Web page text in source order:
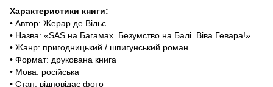
Характеристики книги:
• Автор: Жерар де Вільє
• Назва: «SAS на Багамах. Безумство на Балі. Віва Гевара!»
• Жанр: пригодницький / шпигунський роман
• Формат: друкована книга
• Мова: російська
• Стан: відповідає фото